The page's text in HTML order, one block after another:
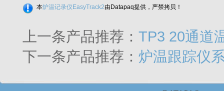
本炉温记录仪EasyTrack2由Datapaq提供，严禁拷贝！
上一条产品推荐： TP3 20通道
下一条产品推荐： 炉温跟踪仪